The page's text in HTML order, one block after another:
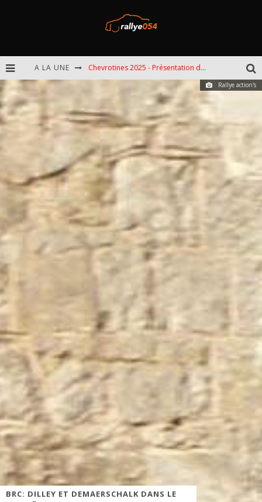
A LA UNE Chevrotines 2025 - Présentation de l'épreuve
EBR 2025 - Présentation de l'épreuve
Rallye action's
BRC: DILLEY ET DEMAERSCHALK DANS LE